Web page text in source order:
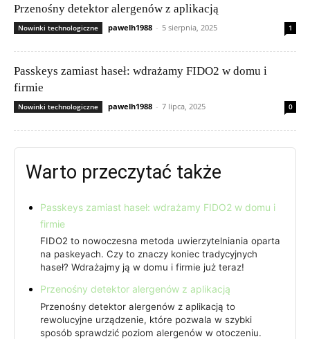
Przenośny detektor alergenów z aplikacją
Nowinki technologiczne pawelh1988 - 5 sierpnia, 2025 1
Passkeys zamiast haseł: wdrażamy FIDO2 w domu i
firmie
Nowinki technologiczne pawelh1988 - 7 lipca, 2025 0
Warto przeczytać także
Passkeys zamiast haseł: wdrażamy FIDO2 w domu i
firmie
FIDO2 to nowoczesna metoda uwierzytelniania oparta
na paskeyach. Czy to znaczy koniec tradycyjnych
haseł? Wdrażajmy ją w domu i firmie już teraz!
Przenośny detektor alergenów z aplikacją
Przenośny detektor alergenów z aplikacją to
rewolucyjne urządzenie, które pozwala w szybki
sposób sprawdzić poziom alergenów w otoczeniu.